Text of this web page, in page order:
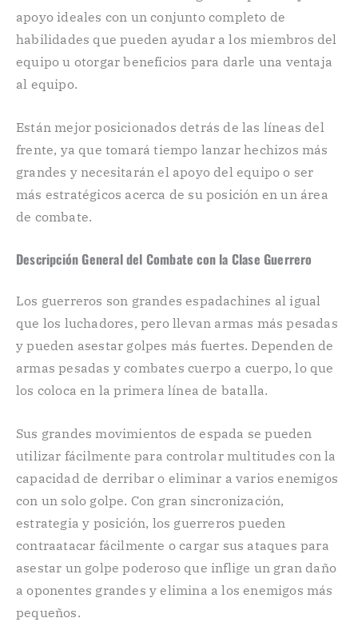
apoyo ideales con un conjunto completo de
habilidades que pueden ayudar a los miembros del
equipo u otorgar beneficios para darle una ventaja
al equipo.
Están mejor posicionados detrás de las líneas del
frente, ya que tomará tiempo lanzar hechizos más
grandes y necesitarán el apoyo del equipo o ser
más estratégicos acerca de su posición en un área
de combate.
Descripción General del Combate con la Clase Guerrero
Los guerreros son grandes espadachines al igual
que los luchadores, pero llevan armas más pesadas
y pueden asestar golpes más fuertes. Dependen de
armas pesadas y combates cuerpo a cuerpo, lo que
los coloca en la primera línea de batalla.
Sus grandes movimientos de espada se pueden
utilizar fácilmente para controlar multitudes con la
capacidad de derribar o eliminar a varios enemigos
con un solo golpe. Con gran sincronización,
estrategia y posición, los guerreros pueden
contraatacar fácilmente o cargar sus ataques para
asestar un golpe poderoso que inflige un gran daño
a oponentes grandes y elimina a los enemigos más
pequeños.